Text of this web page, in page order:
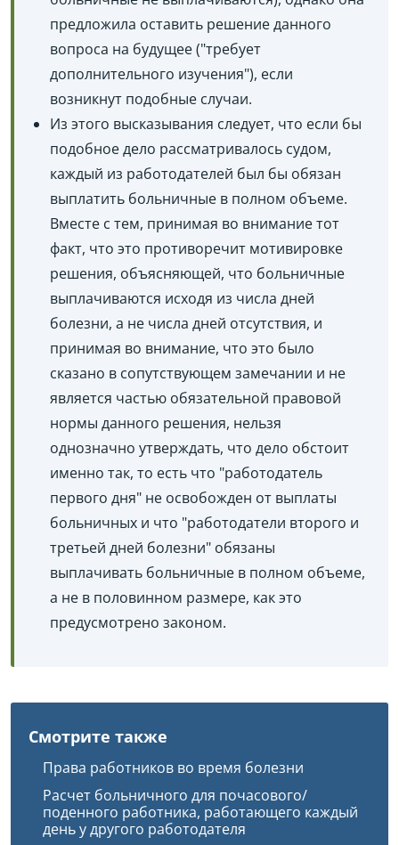
предложила оставить решение данного
вопроса на будущее ("требует
дополнительного изучения"), если
возникнут подобные случаи.
Из этого высказывания следует, что если бы
подобное дело рассматривалось судом,
каждый из работодателей был бы обязан
выплатить больничные в полном объеме.
Вместе с тем, принимая во внимание тот
факт, что это противоречит мотивировке
решения, объясняющей, что больничные
выплачиваются исходя из числа дней
болезни, а не числа дней отсутствия, и
принимая во внимание, что это было
сказано в сопутствующем замечании и не
является частью обязательной правовой
нормы данного решения, нельзя
однозначно утверждать, что дело обстоит
именно так, то есть что "работодатель
первого дня" не освобожден от выплаты
больничных и что "работодатели второго и
третьей дней болезни" обязаны
выплачивать больничные в полном объеме,
а не в половинном размере, как это
предусмотрено законом.
Смотрите также
Права работников во время болезни
Расчет больничного для почасового/
поденного работника, работающего каждый
день у другого работодателя